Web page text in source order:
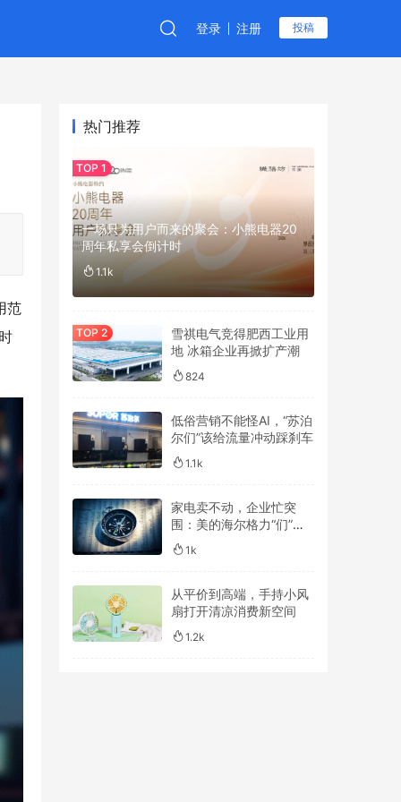
登录 注册 投稿
范
热门推荐
一场只为用户而来的聚会：小熊电器20
周年私享会倒计时
1.1k
雪祺电气竞得肥西工业用
地 冰箱企业再掀扩产潮
824
低俗营销不能怪AI，“苏泊
尔们”该给流量冲动踩刹车
1.1k
家电卖不动，企业忙突
围：美的海尔格力“们”谁
跑得更远？
1k
从平价到高端，手持小风
扇打开清凉消费新空间
1.2k